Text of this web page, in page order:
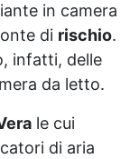
in camera
di rischio.
infatti, delle
da letto.
le cui
di aria